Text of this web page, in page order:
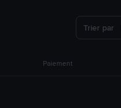
Trier par
Paiement